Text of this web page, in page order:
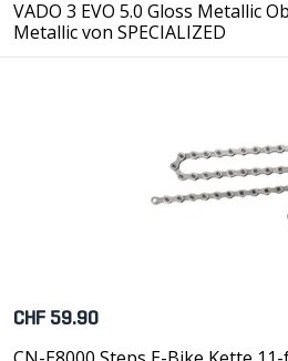
VADO 3 EVO 5.0 Gloss Metallic
Metallic von SPECIALIZED
CHF 59.90